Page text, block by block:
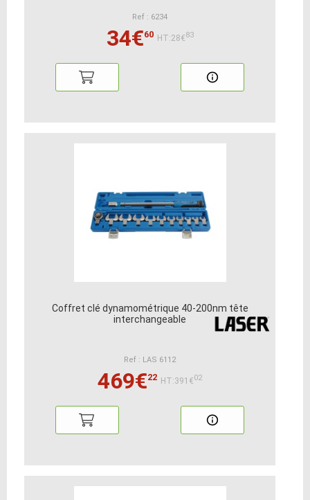
Ref : 6234
34€60 HT:28€83
Coffret clé dynamométrique 40-200nm tête
interchangeable
Ref : LAS 6112
469€22 HT:391€02